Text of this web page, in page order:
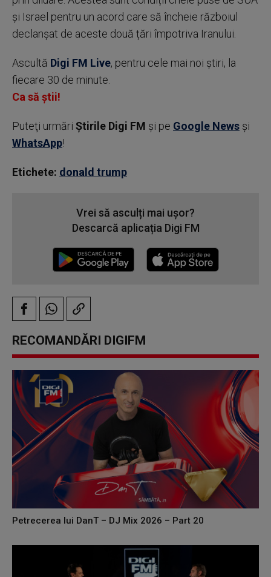
și Israel pentru un acord care să încheie războiul
declanșat de aceste două țări împotriva Iranului.
Ascultă Digi FM Live, pentru cele mai noi știri, la
fiecare 30 de minute.
Ca să știi!
Puteţi urmări Știrile Digi FM şi pe Google News şi
WhatsApp!
Etichete: donald trump
Vrei să asculți mai ușor?
Descarcă aplicația Digi FM
RECOMANDĂRI DIGIFM
Petrecerea lui DanT – DJ Mix 2026 – Part 20